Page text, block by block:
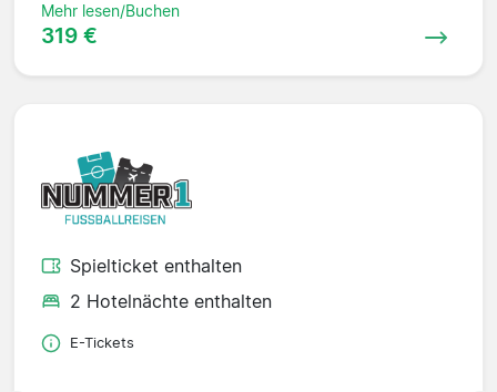
Mehr lesen/Buchen
319 €
Spielticket enthalten
2 Hotelnächte enthalten
E-Tickets